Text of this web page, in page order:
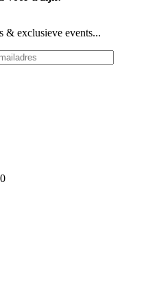
& exclusieve events...